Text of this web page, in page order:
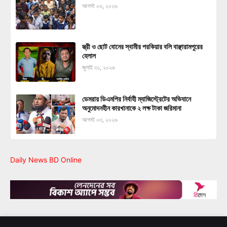
আগস্ট ০৩, ২০২৬
স্ত্রী ও ছোট বোনের স্বামীর পরকিয়ার বলি বাঞ্ছারামপুরের
হেলাল
জুলাই ৩১, ২০২৬
ডেমরায় ডিএমপির নির্বাহী ম্যাজিস্ট্রেটের অভিযানে
অনুমোদনহীন কারখানাকে ২ লক্ষ টাকা জরিমানা
আগস্ট ০৩, ২০২৬
Daily News BD Online